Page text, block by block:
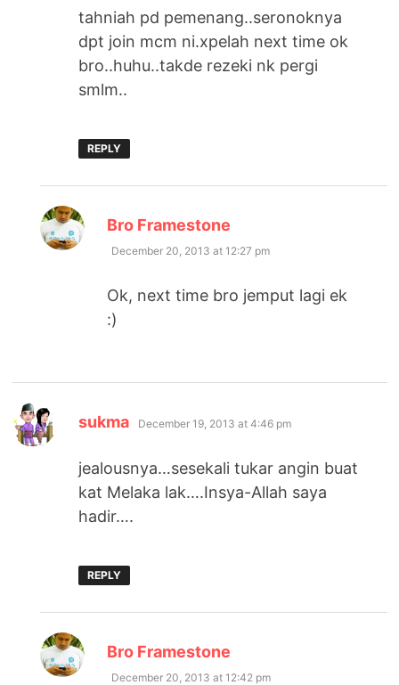
tahniah pd pemenang..seronoknya
dpt join mcm ni.xpelah next time ok
bro..huhu..takde rezeki nk pergi
smlm..
REPLY
Bro Framestone
December 20, 2013 at 12:27 pm
Ok, next time bro jemput lagi ek
:)
sukma says:
December 19, 2013 at 4:46 pm
jealousnya…sesekali tukar angin buat
kat Melaka lak….Insya-Allah saya
hadir….
REPLY
Bro Framestone
December 20, 2013 at 12:42 pm